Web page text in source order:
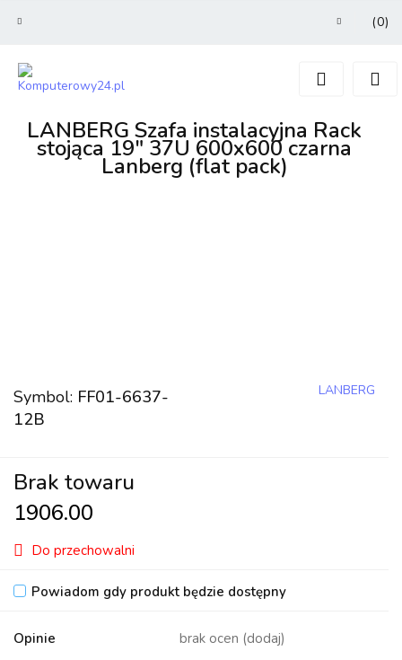
Zarejestruj się
(0)
LANBERG Szafa instalacyjna Rack
stojąca 19" 37U 600x600 czarna
Lanberg (flat pack)
Symbol: FF01-6637-
12B
LANBERG
Brak towaru
1906.00
Do przechowalni
Powiadom gdy produkt będzie dostępny
Opinie brak ocen (dodaj)